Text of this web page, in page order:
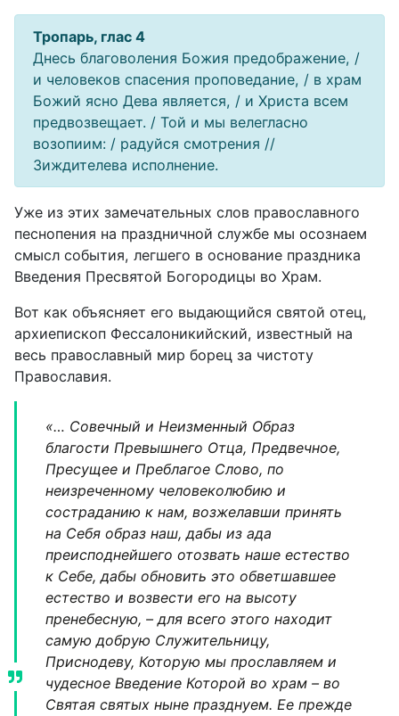
Тропарь, глас 4
Днесь благоволения Божия предображение, /
и человеков спасения проповедание, / в храм
Божий ясно Дева является, / и Христа всем
предвозвещает. / Той и мы велегласно
возопиим: / радуйся смотрения //
Зиждителева исполнение.
Уже из этих замечательных слов православного
песнопения на праздничной службе мы осознаем
смысл события, легшего в основание праздника
Введения Пресвятой Богородицы во Храм.
Вот как объясняет его выдающийся святой отец,
архиепископ Фессалоникийский, известный на
весь православный мир борец за чистоту
Православия.
«… Совечный и Неизменный Образ
благости Превышнего Отца, Предвечное,
Пресущее и Преблагое Слово, по
неизреченному человеколюбию и
состраданию к нам, возжелавши принять
на Себя образ наш, дабы из ада
преисподнейшего отозвать наше естество
к Себе, дабы обновить это обветшавшее
естество и возвести его на высоту
пренебесную, – для всего этого находит
самую добрую Служительницу,
Приснодеву, Которую мы прославляем и
чудесное Введение Которой во храм – во
Святая святых ныне празднуем. Ее прежде